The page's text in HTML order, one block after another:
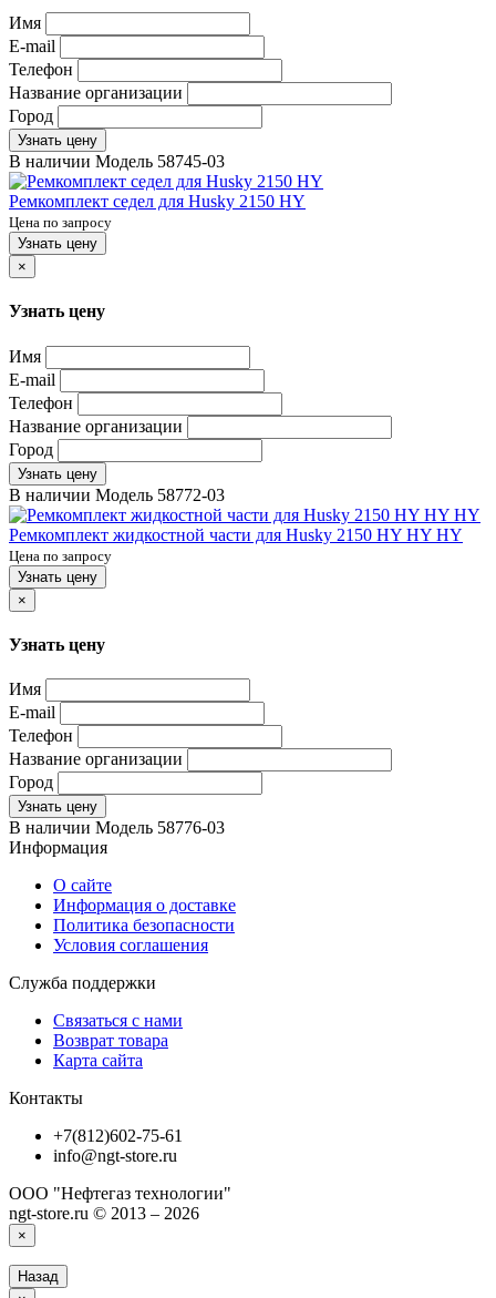
Имя
E-mail
Телефон
Название организации
Город
Узнать цену
В наличии Модель 58745-03
Ремкомплект седел для Husky 2150 HY
Цена по запросу
Узнать цену
×
Узнать цену
Имя
E-mail
Телефон
Название организации
Город
Узнать цену
В наличии Модель 58772-03
Ремкомплект жидкостной части для Husky 2150 HY HY HY
Цена по запросу
Узнать цену
×
Узнать цену
Имя
E-mail
Телефон
Название организации
Город
Узнать цену
В наличии Модель 58776-03
Информация
О сайте
Информация о доставке
Политика безопасности
Условия соглашения
Служба поддержки
Связаться с нами
Возврат товара
Карта сайта
Контакты
+7(812)602-75-61
info@ngt-store.ru
ООО "Нефтегаз технологии"
ngt-store.ru © 2013 – 2026
×
Назад